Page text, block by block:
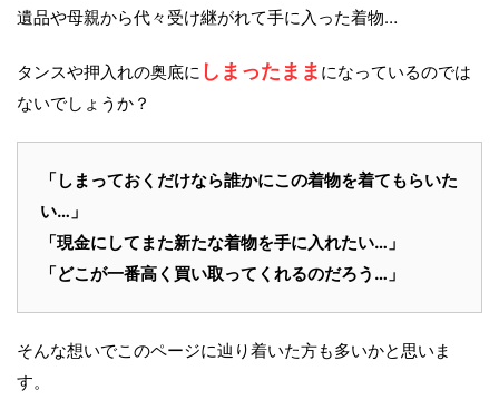
遺品や母親から代々受け継がれて手に入った着物…
タンスや押入れの奥底に しまったまま になっているのでは
ないでしょうか？
「しまっておくだけなら誰かにこの着物を着てもらいた
い…」
「現金にしてまた新たな着物を手に入れたい…」
「どこが一番高く買い取ってくれるのだろう…」
そんな想いでこのページに辿り着いた方も多いかと思いま
す。